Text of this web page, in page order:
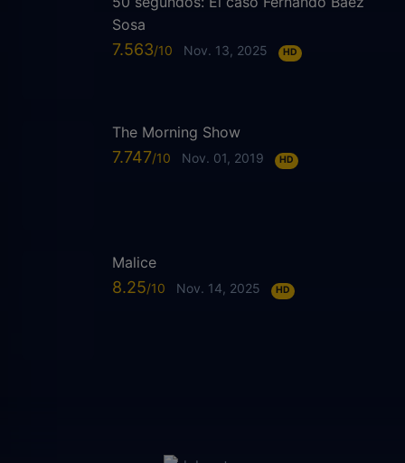
Sosa
7.563 Nov. 13, 2025 HD
The Morning Show
7.747 Nov. 01, 2019 HD
Malice
8.25 Nov. 14, 2025 HD